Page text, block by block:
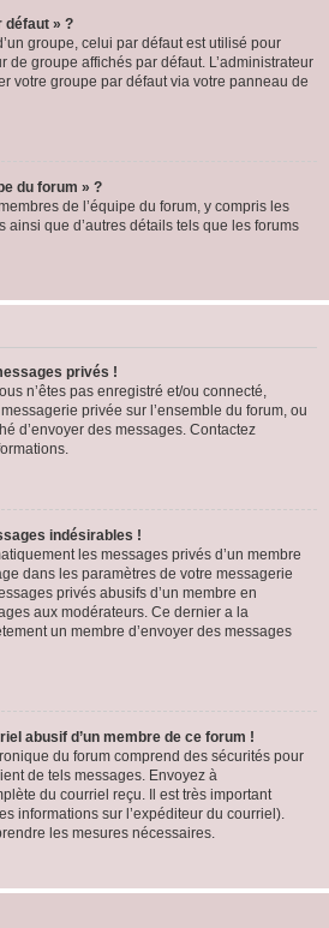
défaut » ?
groupe, celui par défaut est utilisé pour
de groupe affichés par défaut. L’administrateur
votre groupe par défaut via votre panneau de
du forum » ?
de l’équipe du forum, y compris les
ainsi que d’autres détails tels que les forums
privés !
n’êtes pas enregistré et/ou connecté,
privée sur l’ensemble du forum, ou
d’envoyer des messages. Contactez
indésirables !
les messages privés d’un membre
dans les paramètres de votre messagerie
privés abusifs d’un membre en
aux modérateurs. Ce dernier a la
un membre d’envoyer des messages
abusif d’un membre de ce forum !
du forum comprend des sécurités pour
de tels messages. Envoyez à
du courriel reçu. Il est très important
informations sur l’expéditeur du courriel).
les mesures nécessaires.